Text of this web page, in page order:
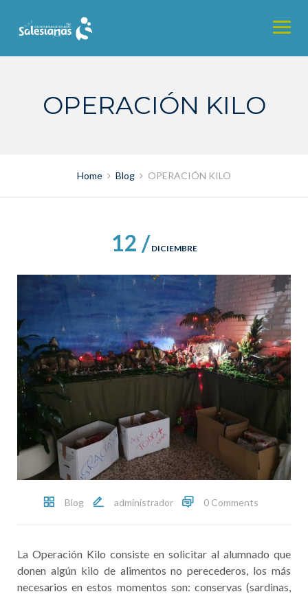
content
OPERACIÓN KILO
Home Blog OPERACIÓN KILO
12 / DICIEMBRE
Blog administrador 0 Comments
La Operación Kilo consiste en solicitar al alumnado que
donen algún kilo de alimentos no perecederos, los más
necesarios en estos momentos son: conservas (sardinas,